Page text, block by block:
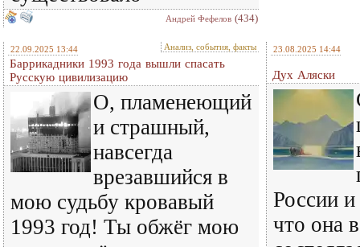
Андрей Фефелов (434)
22.09.2025 13:44 Анализ, события, факты
Баррикадники 1993 года вышли спасать
Русскую цивилизацию
О, пламенеющий
и страшный,
навсегда
врезавшийся в
мою судьбу кровавый
1993 год! Ты обжёг мою
23.08.2025 14:44
Дух Аляски
России
что она